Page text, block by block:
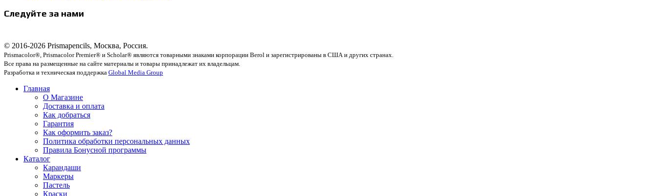
Следуйте за нами
© 2016-2026 Prismapencils, Москва, Россия.
Prismacolor®, Prismacolor Premier® и Scholar® являются товарными знаками корпорации Berol и зарегистрированы в США и других странах.
Все права на размещенные на сайте материалы и товары принадлежат их владельцам.
Разработка и техническая поддержка Global Media Group
Главная
О Магазине
Доставка и оплата
Как добраться
Гарантия
Как оформить заказ?
Политика обработки персональных данных
Правила Бонусной программы
Каталог
Карандаши
Маркеры
Пастель
Краски